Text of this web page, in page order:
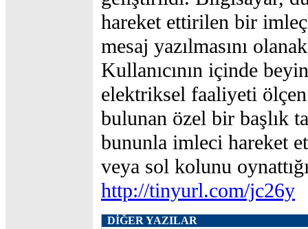
hareket ettirilen bir
mesaj yazılmasını
Kullanıcının içinde
elektriksel faaliyeti
bulunan özel bir başlık
bununla imleci hareket
veya sol kolunu
http://tinyurl.com/jc26y
DİĞER YAZILAR